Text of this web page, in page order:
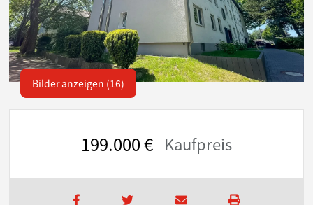
Bilder anzeigen (16)
199.000 € Kaufpreis